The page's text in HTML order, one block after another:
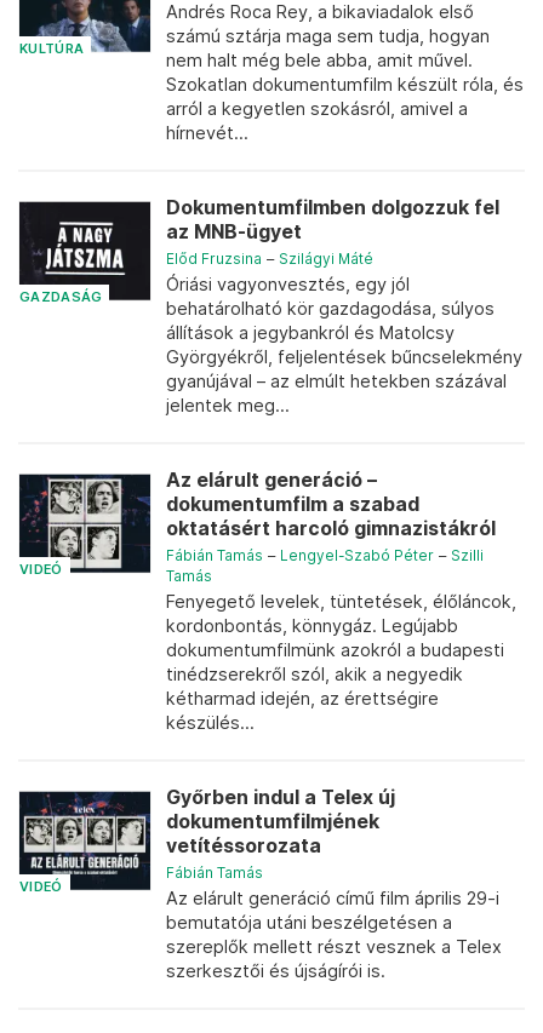
KULTÚRA
Andrés Roca Rey, a bikaviadalok első
számú sztárja maga sem tudja, hogyan
nem halt még bele abba, amit művel.
Szokatlan dokumentumfilm készült róla, és
arról a kegyetlen szokásról, amivel a
hírnevét...
GAZDASÁG
Dokumentumfilmben dolgozzuk fel
az MNB-ügyet
Előd Fruzsina – Szilágyi Máté
Óriási vagyonvesztés, egy jól
behatárolható kör gazdagodása, súlyos
állítások a jegybankról és Matolcsy
Györgyékről, feljelentések bűncselekmény
gyanújával – az elmúlt hetekben százával
jelentek meg...
VIDEÓ
Az elárult generáció –
dokumentumfilm a szabad
oktatásért harcoló gimnazistákról
Fábián Tamás – Lengyel-Szabó Péter – Szilli
Tamás
Fenyegető levelek, tüntetések, élőláncok,
kordonbontás, könnygáz. Legújabb
dokumentumfilmünk azokról a budapesti
tinédzserekről szól, akik a negyedik
kétharmad idején, az érettségire
készülés...
VIDEÓ
Győrben indul a Telex új
dokumentumfilmjének
vetítéssorozata
Fábián Tamás
Az elárult generáció című film április 29-i
bemutatója utáni beszélgetésen a
szereplők mellett részt vesznek a Telex
szerkesztői és újságírói is.